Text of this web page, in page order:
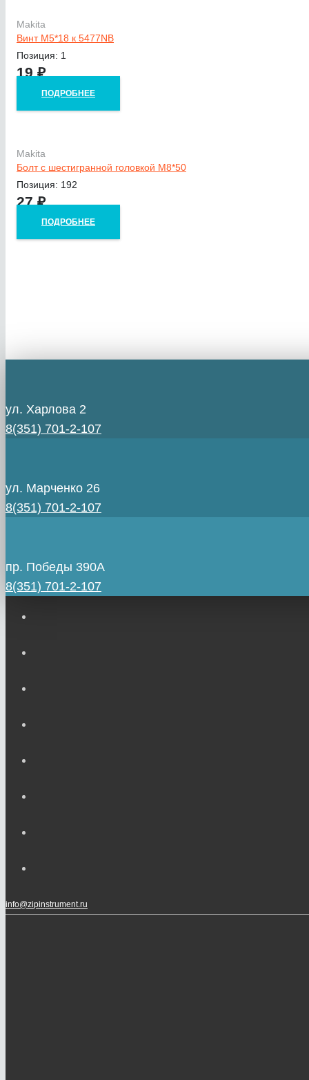
Makita
Винт M5*18 к 5477NB
Позиция: 1
19₽
ПОДРОБНЕЕ
Makita
Болт с шестигранной головкой M8*50
Позиция: 192
27₽
ПОДРОБНЕЕ
ул. Харлова 2
8(351) 701-2-107
ул. Марченко 26
8(351) 701-2-107
пр. Победы 390А
8(351) 701-2-107
info@zipinstrument.ru